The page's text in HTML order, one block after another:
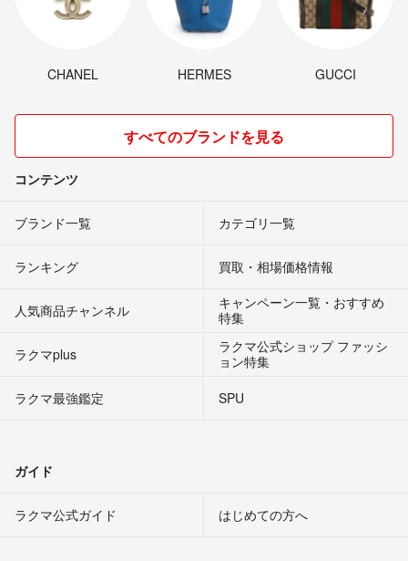
CHANEL HERMES GUCCI
すべてのブランドを見る
コンテンツ
ブランド一覧 カテゴリ一覧
ランキング 買取・相場価格情報
人気商品チャンネル
キャンペーン一覧・おすすめ
特集
ラクマplus
ラクマ公式ショップ ファッシ
ョン特集
ラクマ最強鑑定
SPU
ガイド
ラクマ公式ガイド はじめての方へ